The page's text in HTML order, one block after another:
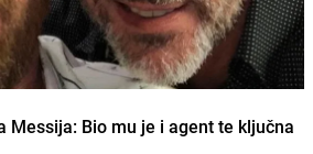
Messija: Bio mu je i agent te ključna